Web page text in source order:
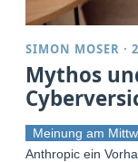
SIMON MOSER ·
Mythos
Meinung am
Anthropic ein